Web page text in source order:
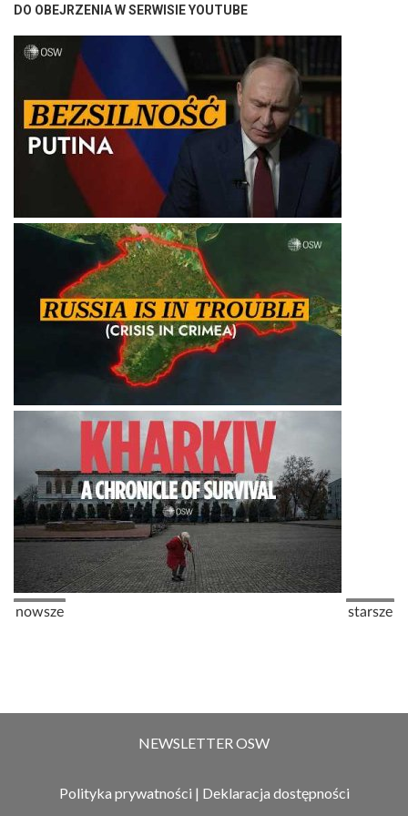
DO OBEJRZENIA W SERWISIE YOUTUBE
Stronicowanie
Poprzednia strona
nowsze starsze
NEWSLETTER OSW
Polityka prywatności | Deklaracja dostępności